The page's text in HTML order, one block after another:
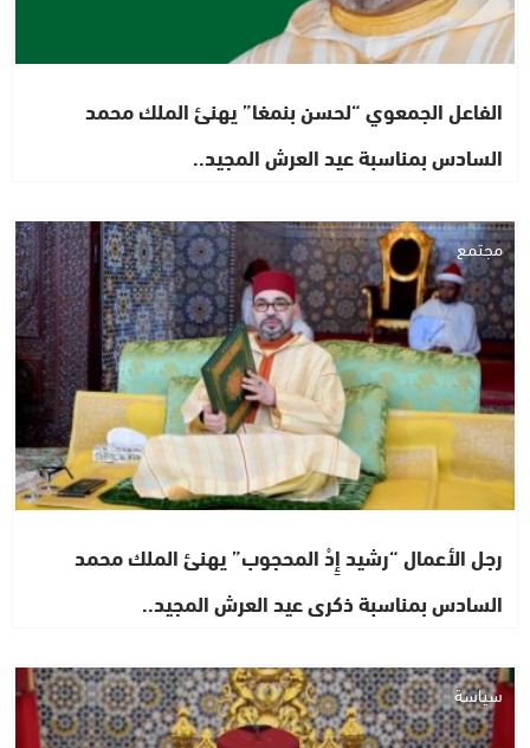
الفاعل الجمعوي “لحسن بنمغا” يهنئ الملك محمد
السادس بمناسبة عيد العرش المجيد..
مجتمع
رجل الأعمال “رشيد إِدْ المحجوب” يهنئ الملك محمد
السادس بمناسبة ذكرى عيد العرش المجيد..
سياسة